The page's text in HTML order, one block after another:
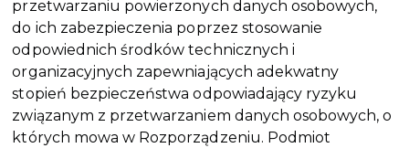
przetwarzaniu powierzonych danych osobowych,
do ich zabezpieczenia poprzez stosowanie
odpowiednich środków technicznych i
organizacyjnych zapewniających adekwatny
stopień bezpieczeństwa odpowiadający ryzyku
związanym z przetwarzaniem danych osobowych, o
których mowa w Rozporządzeniu. Podmiot